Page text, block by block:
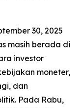
30, 2025
masih berada di
investor
moneter,
dan
Pada Rabu,